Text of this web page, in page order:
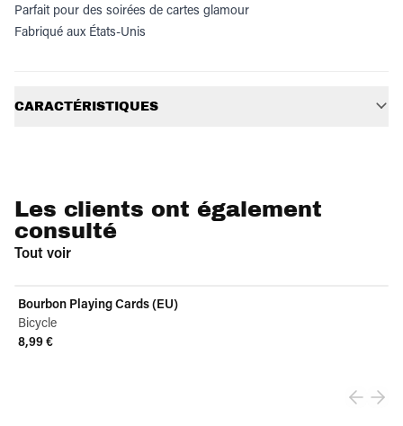
Parfait pour des soirées de cartes glamour
Fabriqué aux États-Unis
CARACTÉRISTIQUES
Les clients ont également
consulté
Tout voir
Bourbon Playing Cards (EU)
Bicycle
8,99 €